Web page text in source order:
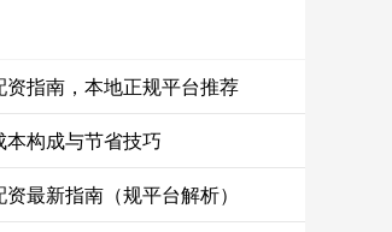
资指南，本地正规平台推荐
本构成与节省技巧
最新指南（规平台解析）